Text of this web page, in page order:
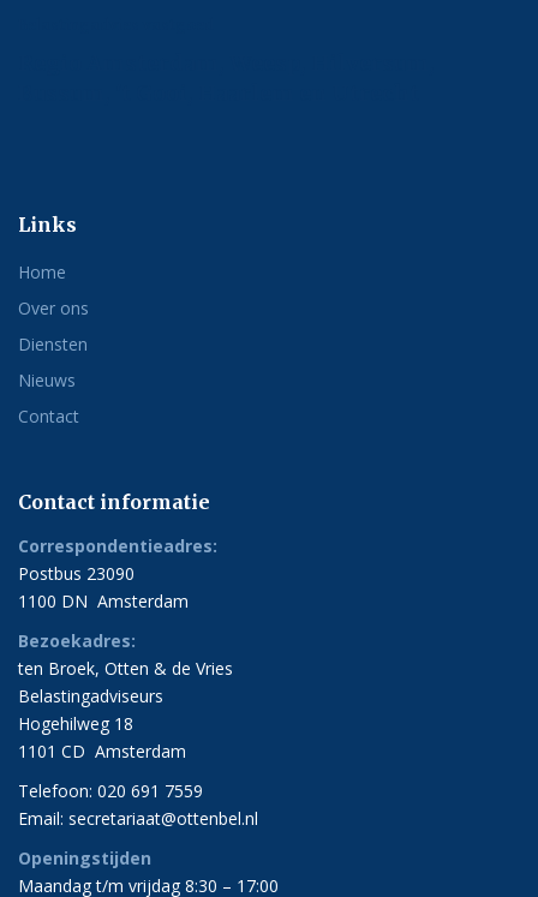
Links
Home
Over ons
Diensten
Nieuws
Contact
Contact informatie
Correspondentieadres:
Postbus 23090
1100 DN Amsterdam
Bezoekadres:
ten Broek, Otten & de Vries
Belastingadviseurs
Hogehilweg 18
1101 CD Amsterdam
Telefoon: 020 691 7559
Email: secretariaat@ottenbel.nl
Openingstijden
Maandag t/m vrijdag 8:30 – 17:00